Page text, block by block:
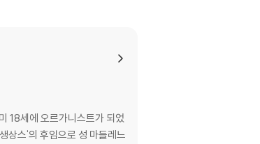
18세에 오르가니스트가 되었
상스'의 후임으로 성 마들레느